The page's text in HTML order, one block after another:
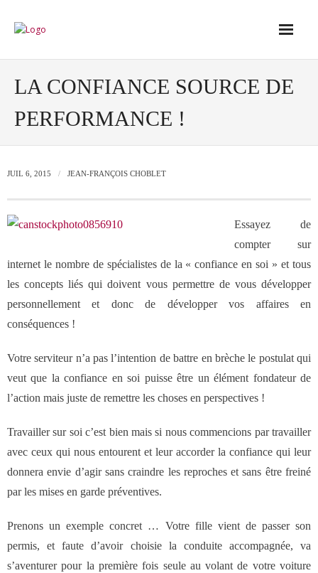
Accueil
Conseil
- Conseil en stratégie commerciale
- Conseil en développement des outils
de vente
- Ingénierie des ressources humaines
des réseaux de vente
Formation
- Formations des managers
commerciaux
- Formations organisationnelles
Dirigeants
LA CONFIANCE SOURCE DE
PERFORMANCE !
JUIL 6, 2015 JEAN-FRANÇOIS CHOBLET
Essayez de
compter sur
internet le nombre de spécialistes de la « confiance en soi » et tous
les concepts liés qui doivent vous permettre de vous développer
personnellement et donc de développer vos affaires en
conséquences !
Votre serviteur n’a pas l’intention de battre en brèche le postulat qui
veut que la confiance en soi puisse être un élément fondateur de
l’action mais juste de remettre les choses en perspectives !
Travailler sur soi c’est bien mais si nous commencions par travailler
avec ceux qui nous entourent et leur accorder la confiance qui leur
donnera envie d’agir sans craindre les reproches et sans être freiné
par les mises en garde préventives.
Prenons un exemple concret … Votre fille vient de passer son
permis, et faute d’avoir choisie la conduite accompagnée, va
s’aventurer pour la première fois seule au volant de votre voiture